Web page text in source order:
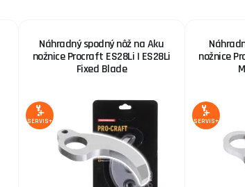
Náhradný spodný nôž na Aku
nožnice Procraft ES28Li | ES28Li
Fixed Blade
SERVIS+
nožnice
SERVIS+